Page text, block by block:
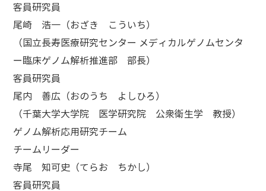
客員研究員
尾崎 浩一（おざき こういち）
（国立長寿医療研究センター メディカルゲノムセンタ
ー臨床ゲノム解析推進部 部長）
客員研究員
尾内 善広（おのうち よしひろ）
（千葉大学大学院 医学研究院 公衆衛生学 教授）
ゲノム解析応用研究チーム
チームリーダー
寺尾 知可史（てらお ちかし）
客員研究員